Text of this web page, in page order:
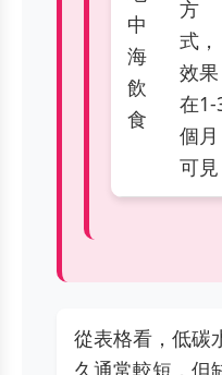
中
海
飲
食
方
式，
效果
在1-
個月
可見
從表格看，低碳